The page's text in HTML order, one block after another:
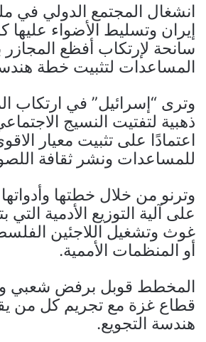
انشغال المجتمع الدولي
إيران وتسليط الأضواء
سانحة لإرتكاب أفظع
المساعدات لتثبيت خطة
وترى “إسرائيل” في ارتكاب
ذهبية لتفتيت النسيج
اعتمادًا على تثبيت معيار
للمساعدات ونشر ثقافة
وترنو من خلال خطتها
على آلية التوزيع الأدمية التي
غوث وتشغيل اللاجئين
أو المنظمات الأممية.
المخطط قوبل برفض شعبي
قطاع غزة مع تجريم كل من
هندسة التجويع.